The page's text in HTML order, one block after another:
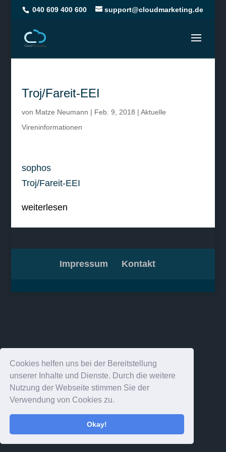
Cookies helfen uns bei der Bereitstellung
unserer Inhalte und Dienste. Durch die weitere
Nutzung der Webseite stimmen Sie der
Verwendung von Cookies zu.
Okay!
040 609 400 600 support@cloudmarketing.de
Troj/Fareit-EEI
von Matze Neumann | Feb. 9, 2018 | Aktuelle
Vireninformationen
sophos
Troj/Fareit-EEI
weiterlesen
Impressum Kontakt